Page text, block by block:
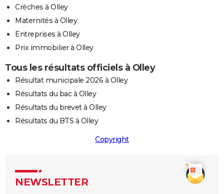
Crèches à Olley
Maternités à Olley
Entreprises à Olley
Prix immobilier à Olley
Tous les résultats officiels à Olley
Résultat municipale 2026 à Olley
Résultats du bac à Olley
Résultats du brevet à Olley
Résultats du BTS à Olley
Copyright
NEWSLETTER